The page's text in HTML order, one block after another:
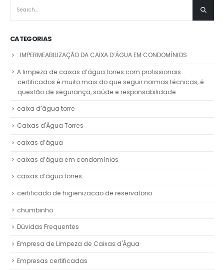
CATEGORIAS
: IMPERMEABILIZAÇÃO DA CAIXA D’ÁGUA EM CONDOMÍNIOS
A limpeza de caixas d’água torres com profissionais
certificados é muito mais do que seguir normas técnicas, é
questão de segurança, saúde e responsabilidade.
caixa d’água torre
Caixas d'Água Torres
caixas d’água
caixas d’água em condomínios
caixas d’água torres
certificado de higienizacao de reservatorio
chumbinho
Dúvidas Frequentes
Empresa de Limpeza de Caixas d'Água
Empresas certificadas